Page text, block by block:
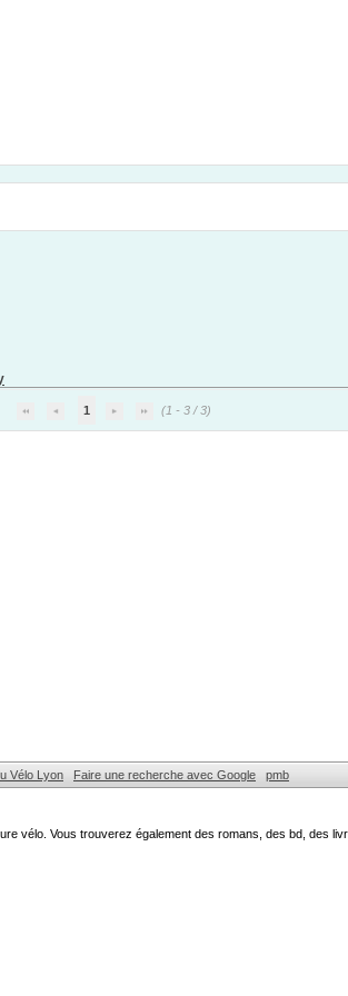
1 (1 - 3 / 3)
Vélo Lyon Faire une recherche avec Google pmb
vélo. Vous trouverez également des romans, des bd, des